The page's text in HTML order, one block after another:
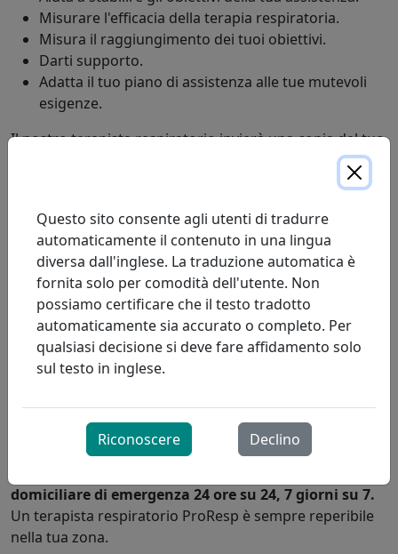
Misurare l'efficacia della terapia respiratoria.
Misura il raggiungimento dei tuoi obiettivi.
Darti supporto.
Adatta il tuo piano di assistenza alle tue mutevoli
esigenze.
Il nostro terapista respiratorio invierà una copia del tuo
piano di cura al tuo medico e collaborerà con te per
selezionare l'apparecchiatura respiratoria più adatta
istruzioni personalizzate su come utilizzare e prendersi
cura correttamente dell'apparecchiatura che ti verrà
consegnata.
I nostri rappresentanti addetti all'erogazione dei servizi
ispezionano e riparano regolarmente le
apparecchiature per l'ossigenoterapia domiciliare e
rivedono le precauzioni di sicurezza durante le visite
secondo necessità.
domiciliare di emergenza 24 ore su 24, 7 giorni su 7.
Un terapista respiratorio ProResp è sempre reperibile
nella tua zona.
Questo sito consente agli utenti di tradurre
automaticamente il contenuto in una lingua
diversa dall'inglese. La traduzione automatica è
fornita solo per comodità dell'utente. Non
possiamo certificare che il testo tradotto
automaticamente sia accurato o completo. Per
qualsiasi decisione si deve fare affidamento solo
sul testo in inglese.
Riconoscere Declino